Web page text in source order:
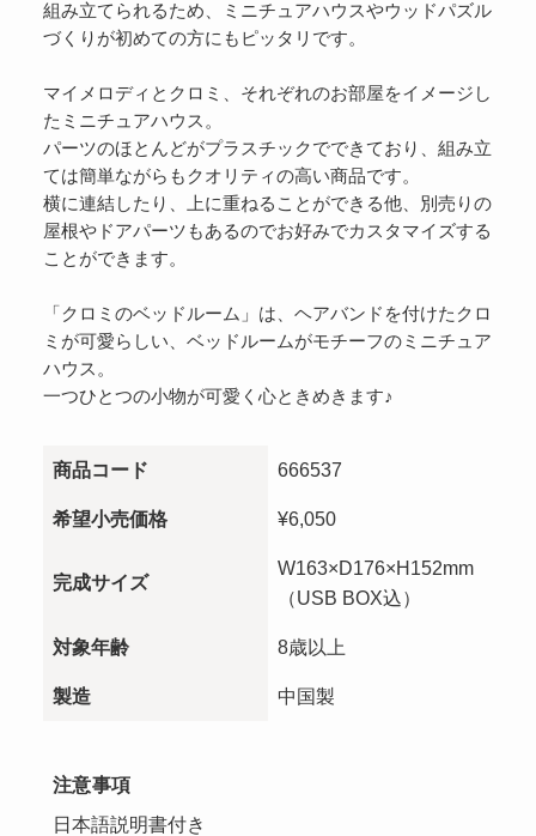
組み立てられるため、ミニチュアハウスやウッドパズル
づくりが初めての方にもピッタリです。
マイメロディとクロミ、それぞれのお部屋をイメージし
たミニチュアハウス。
パーツのほとんどがプラスチックでできており、組み立
ては簡単ながらもクオリティの高い商品です。
横に連結したり、上に重ねることができる他、別売りの
屋根やドアパーツもあるのでお好みでカスタマイズする
ことができます。
「クロミのベッドルーム」は、ヘアバンドを付けたクロ
ミが可愛らしい、ベッドルームがモチーフのミニチュア
ハウス。
一つひとつの小物が可愛く心ときめきます♪
商品コード 666537
希望小売価格 ¥6,050
完成サイズ
W163×D176×H152mm
（USB BOX込）
対象年齢 8歳以上
製造 中国製
注意事項
日本語説明書付き